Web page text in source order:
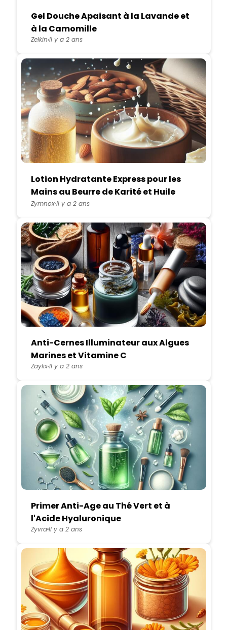
Gel Douche Apaisant à la Lavande et
à la Camomille
Zelkin Il y a 2 ans
Lotion Hydratante Express pour les
Mains au Beurre de Karité et Huile
d'Amande Douce
ZymnoxIl y a 2 ans
Anti-Cernes Illuminateur aux Algues
Marines et Vitamine C
ZaylixIl y a 2 ans
Primer Anti-Age au Thé Vert et à
l'Acide Hyaluronique
ZyvraIl y a 2 ans